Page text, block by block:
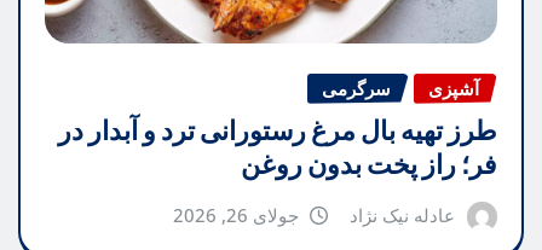
آشپزی سرگرمی
طرز تهیه بال مرغ رستورانی ترد و آبدار در
فر؛ راز پخت بدون روغن
عادله نیک نژاد جولای 26, 2026